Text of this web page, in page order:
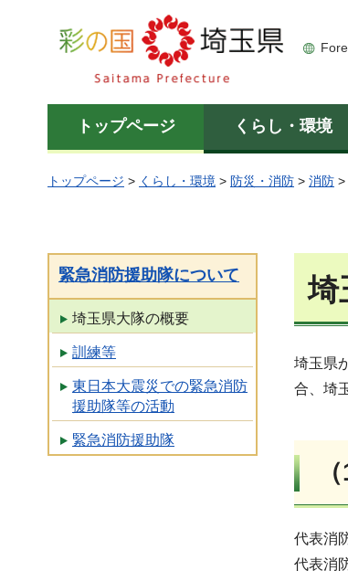
彩の国 埼玉県
トップページ くらし・環境
トップページ > くらし・環境 > 防災・消防 > 消防 >
緊急消防援助隊について
埼玉県大隊の概要
訓練等
東日本大震災での緊急消防
援助隊等の活動
緊急消防援助隊
埼
埼玉県
合、埼
代表消
代表消